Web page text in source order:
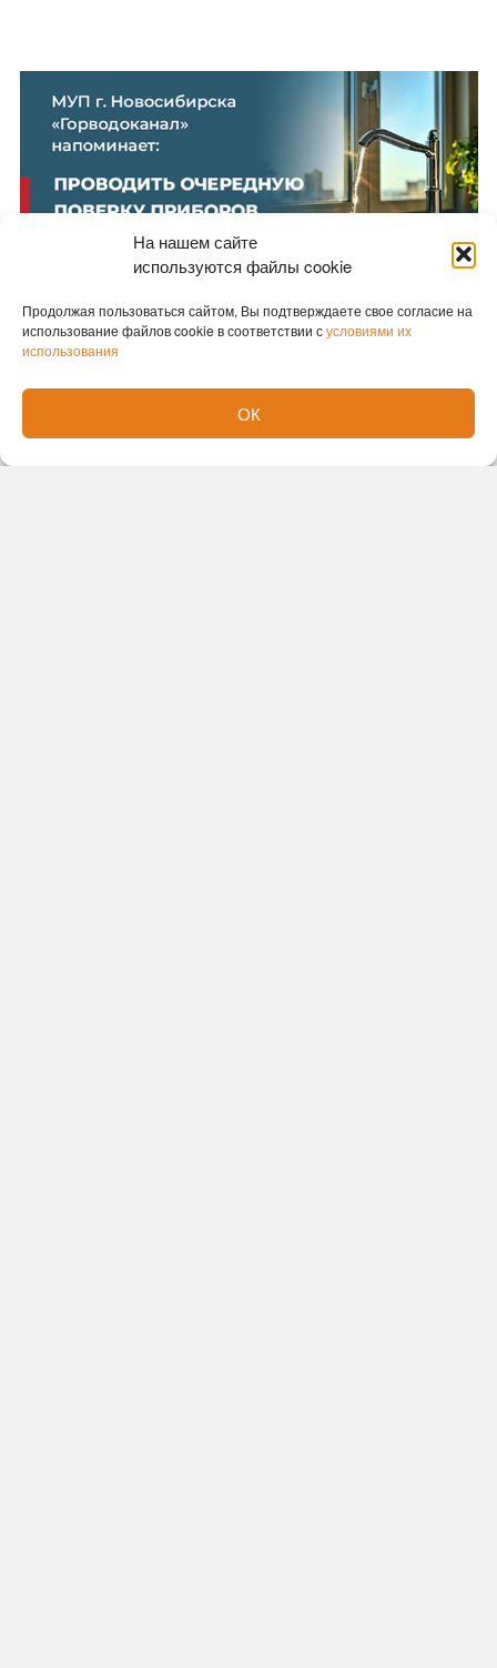
На нашем сайте
используются файлы cookie
Продолжая пользоваться сайтом, Вы подтверждаете свое согласие на
использование файлов cookie в соответствии сусловиями их
использования
ОК
Новости СМИ2